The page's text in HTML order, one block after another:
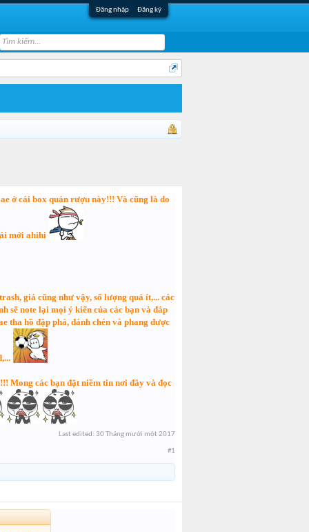
Đăng nhập Đăng ký
ở cái box quán rượu này!!! Và cũng là do
mới ahihi
giá cũng như vậy, số lượng quá ít,... các
sẽ note lại mọi ý kiến của các bạn và đáp
tha hồ đập phá, đánh chén và phang được
Mong các bạn đặt niềm tin nơi đây và đọc
Last edited: 30 Tháng mười một 2017
#1